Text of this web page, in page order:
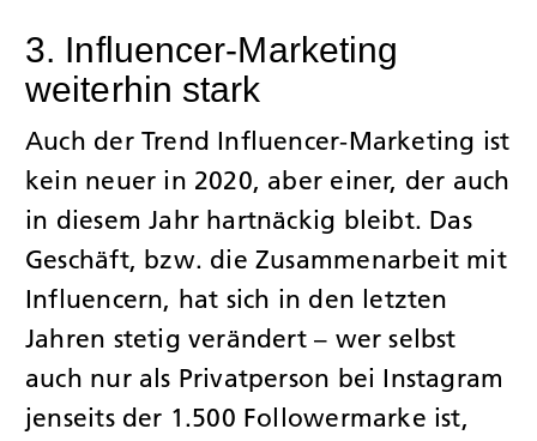
3. Influencer-Marketing
weiterhin stark
Auch der Trend Influencer-Marketing ist
kein neuer in 2020, aber einer, der auch
in diesem Jahr hartnäckig bleibt. Das
Geschäft, bzw. die Zusammenarbeit mit
Influencern, hat sich in den letzten
Jahren stetig verändert – wer selbst
auch nur als Privatperson bei Instagram
jenseits der 1.500 Followermarke ist,